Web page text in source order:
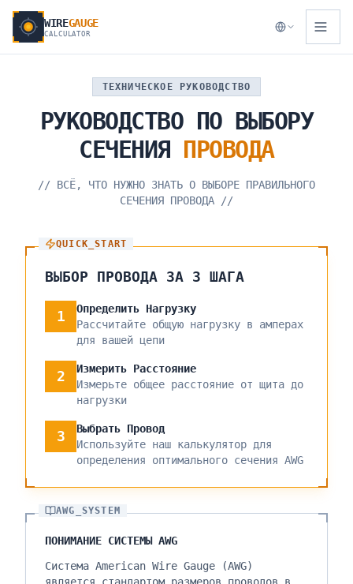
WIREGAUGE
CALCULATOR
ТЕХНИЧЕСКОЕ РУКОВОДСТВО
РУКОВОДСТВО ПО ВЫБОРУ
СЕЧЕНИЯ ПРОВОДА
// ВСЁ, ЧТО НУЖНО ЗНАТЬ О ВЫБОРЕ ПРАВИЛЬНОГО
СЕЧЕНИЯ ПРОВОДА //
QUICK_START
ВЫБОР ПРОВОДА ЗА 3 ШАГА
1
Определить Нагрузку
Рассчитайте общую нагрузку в амперах
для вашей цепи
2
Измерить Расстояние
Измерьте общее расстояние от щита до
нагрузки
3
Выбрать Провод
Используйте наш калькулятор для
определения оптимального сечения AWG
AWG_SYSTEM
ПОНИМАНИЕ СИСТЕМЫ AWG
Система American Wire Gauge (AWG)